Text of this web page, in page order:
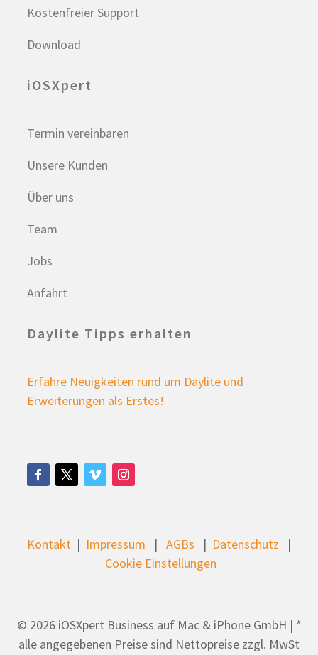
Kostenfreier Support
Download
iOSXpert
Termin vereinbaren
Unsere Kunden
Über uns
Team
Jobs
Anfahrt
Daylite Tipps erhalten
Erfahre Neuigkeiten rund um Daylite und
Erweiterungen als Erstes!
Kontakt | Impressum | AGBs | Datenschutz |
Cookie Einstellungen
© 2026 iOSXpert Business auf Mac & iPhone GmbH | *
alle angegebenen Preise sind Nettopreise zzgl. MwSt